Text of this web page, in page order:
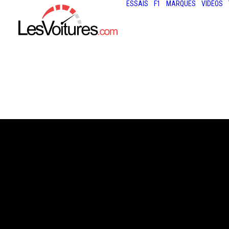
ESSAIS F1 MARQUES VIDÉOS